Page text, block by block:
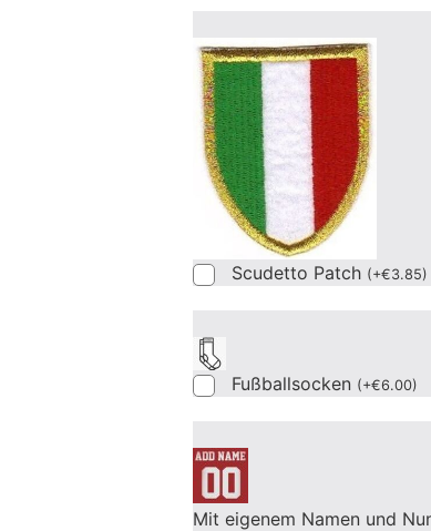
Scudetto Patch (+€3.85)
Fußballsocken (+€6.00)
Mit eigenem Namen und